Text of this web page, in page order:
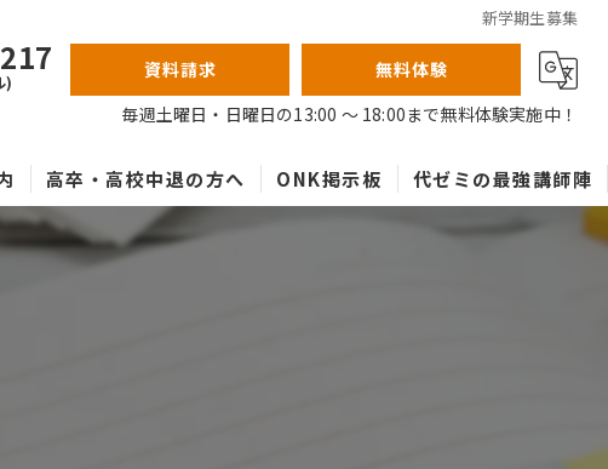
新学期生募集
)
資料請求
無料体験
毎週土曜日・日曜日の13:00 ～ 18:00まで無料体験実施中！
高卒・高校中退の方へ ONK掲示板 代ゼミの最強講師陣